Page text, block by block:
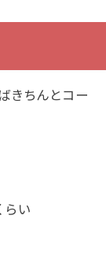
きちんとコー
らい